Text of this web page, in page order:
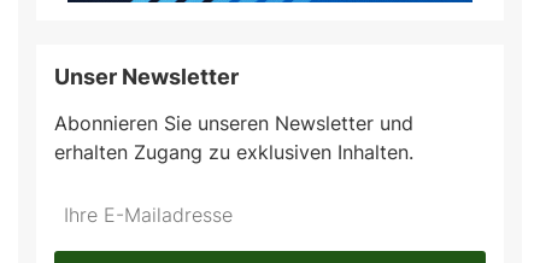
Unser Newsletter
Abonnieren Sie unseren Newsletter und
erhalten Zugang zu exklusiven Inhalten.
Do
*Ihre